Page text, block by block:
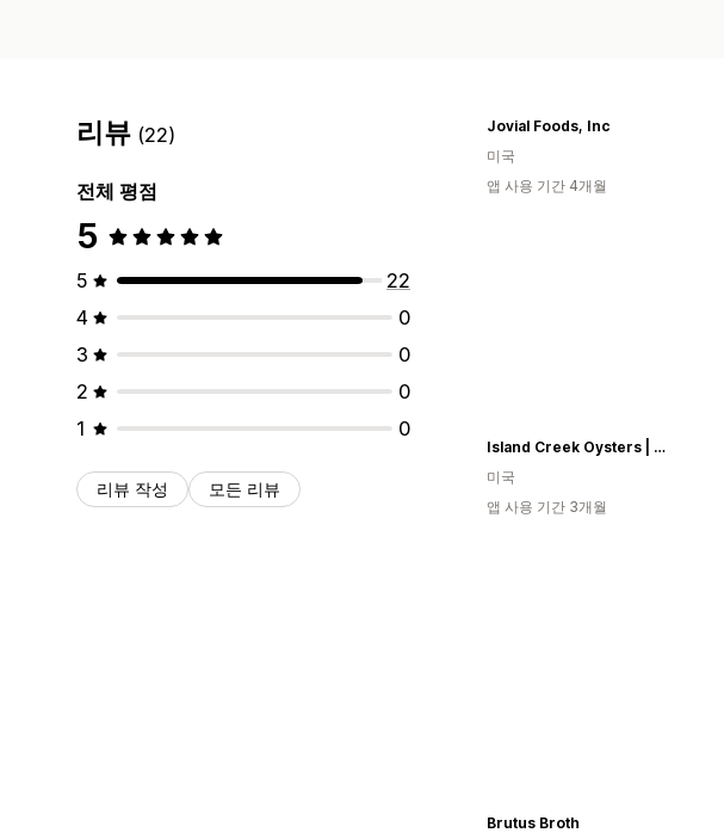
리뷰 (22)
전체 평점
5
5
22
4
0
3
0
2
0
1
0
리뷰 작성 모든 리뷰
Jovial Foods, Inc
미국
앱 사용 기간 4개월
Island Creek Oysters | Buy Oysters Online | Buy Caviar Online
미국
앱 사용 기간 3개월
Brutus Broth